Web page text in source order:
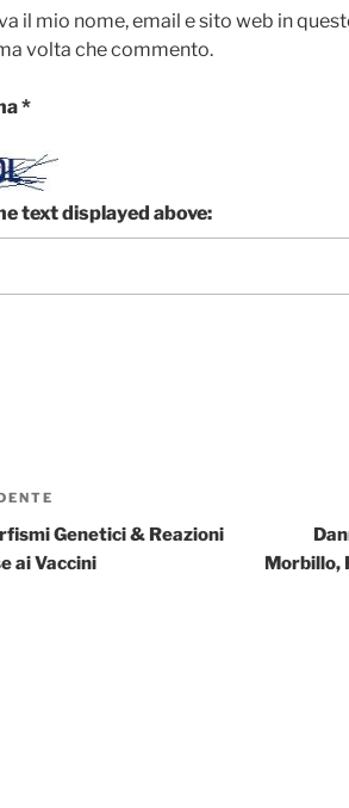
il mio nome, email e sito web in
volta che commento.
*
text displayed above:
Genetici & Reazioni
ai Vaccini
Morbillo,